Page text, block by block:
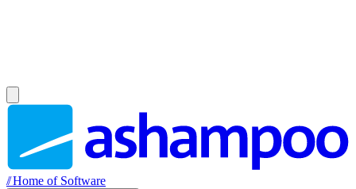
//Home of Software